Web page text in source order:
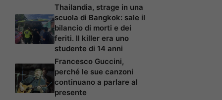
Thailandia, strage in una
scuola di Bangkok: sale il
bilancio di morti e dei
feriti. Il killer era uno
studente di 14 anni
Francesco Guccini,
perché le sue canzoni
continuano a parlare al
presente